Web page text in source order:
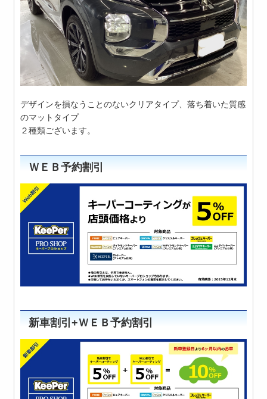
デザインを損なうことのないクリアタイプ、落ち着いた質感
のマットタイプ
２種類ございます。
ＷＥＢ予約割引
新車割引+ＷＥＢ予約割引